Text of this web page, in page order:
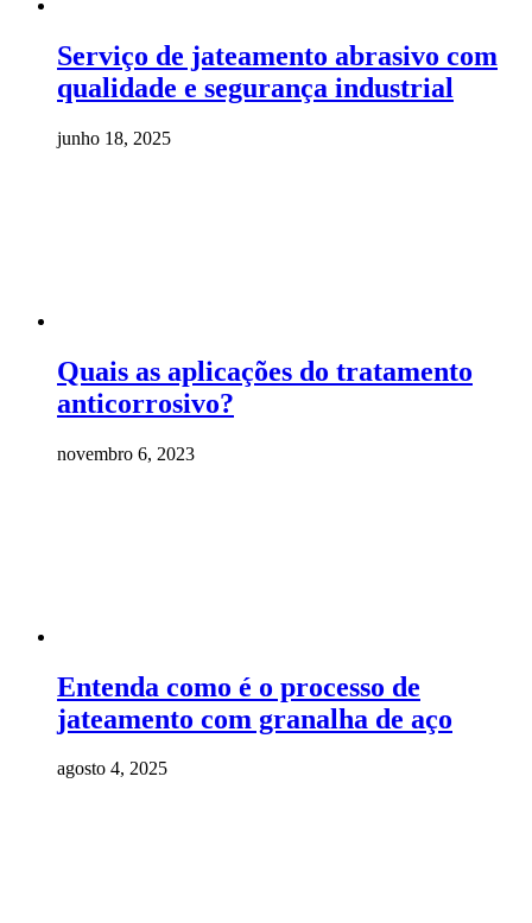
Serviço de jateamento abrasivo com
qualidade e segurança industrial
junho 18, 2025
Quais as aplicações do tratamento
anticorrosivo?
novembro 6, 2023
Entenda como é o processo de
jateamento com granalha de aço
agosto 4, 2025